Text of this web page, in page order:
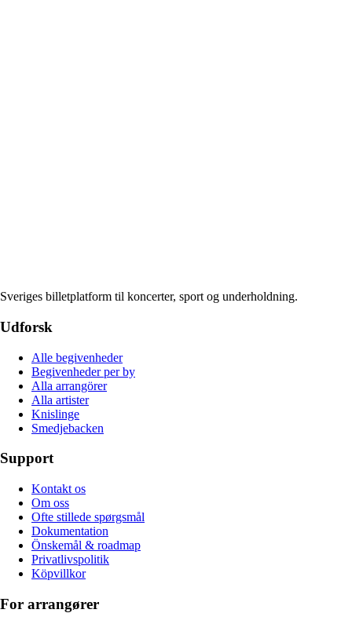
Sveriges billetplatform til koncerter, sport og underholdning.
Udforsk
Alle begivenheder
Begivenheder per by
Alla arrangörer
Alla artister
Knislinge
Smedjebacken
Support
Kontakt os
Om oss
Ofte stillede spørgsmål
Dokumentation
Önskemål & roadmap
Privatlivspolitik
Köpvillkor
For arrangører